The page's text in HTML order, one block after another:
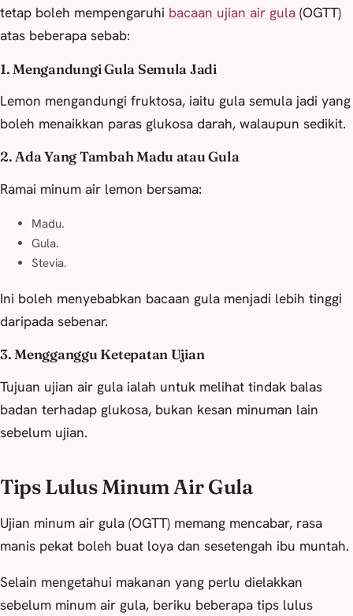
tetap boleh mempengaruhi bacaan ujian air gula (OGTT)
atas beberapa sebab:
1. Mengandungi Gula Semula Jadi
Lemon mengandungi fruktosa, iaitu gula semula jadi yang
boleh menaikkan paras glukosa darah, walaupun sedikit.
2. Ada Yang Tambah Madu atau Gula
Ramai minum air lemon bersama:
Madu.
Gula.
Stevia.
Ini boleh menyebabkan bacaan gula menjadi lebih tinggi
daripada sebenar.
3. Mengganggu Ketepatan Ujian
Tujuan ujian air gula ialah untuk melihat tindak balas
badan terhadap glukosa, bukan kesan minuman lain
sebelum ujian.
Tips Lulus Minum Air Gula
Ujian minum air gula (OGTT) memang mencabar, rasa
manis pekat boleh buat loya dan sesetengah ibu muntah.
Selain mengetahui makanan yang perlu dielakkan
sebelum minum air gula, beriku beberapa tips lulus